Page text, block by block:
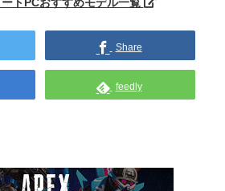
トPCおすすめモデル一覧
Share
feedly